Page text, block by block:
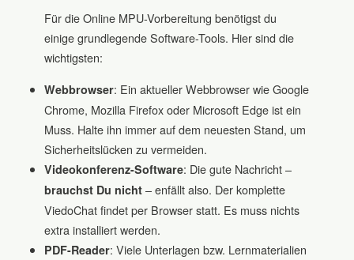
Für die Online MPU-Vorbereitung benötigst du
einige grundlegende Software-Tools. Hier sind die
wichtigsten:
Webbrowser: Ein aktueller Webbrowser wie Google
Chrome, Mozilla Firefox oder Microsoft Edge ist ein
Muss. Halte ihn immer auf dem neuesten Stand, um
Sicherheitslücken zu vermeiden.
Videokonferenz-Software: Die gute Nachricht –
brauchst Du nicht – enfällt also. Der komplette
ViedoChat findet per Browser statt. Es muss nichts
extra installiert werden.
PDF-Reader: Viele Unterlagen bzw. Lernmaterialien